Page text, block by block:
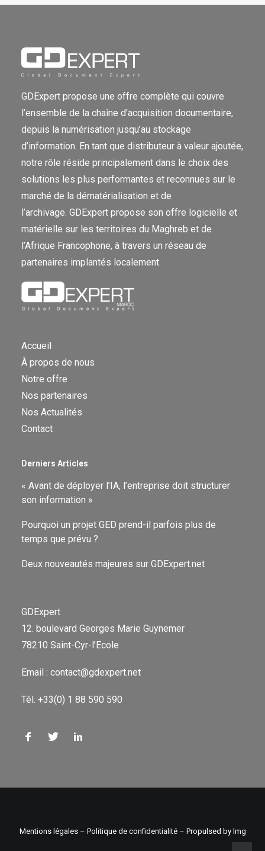
GDExpert propose une offre complète qui couvre
l’ensemble de la chaîne d’acquisition documentaire,
depuis la numérisation jusqu’au stockage
d’information. En tant que distributeur à valeur ajoutée,
notre rôle réside principalement dans le choix des
solutions les plus performantes et reconnues sur le
marché de la dématérialisation et de
l’archivage. GDExpert propose son offre logicielle et
matérielle sur les territoires du Maghreb et de
l’Afrique Francophone, à travers un réseau de
partenaires implantés localement.
Accueil
À propos de nous
Notre offre
Nos partenaires
Nos Actualités
Contact
Derniers Articles
« Avant de déployer l’IA, l’entreprise doit structurer
son information »
Pourquoi un projet GED prend-il parfois plus de
temps que prévu ?
Deux nouveautés majeures sur GDExpert.net
GDExpert
12. boulevard Georges Marie Guynemer
78210 Saint-Cyr-l’Ecole
Email : contact@gdexpert.net
Tél. +33(0) 1 88 590 590
Mentions légales– Politique de confidentialité– Propulsed by lmg